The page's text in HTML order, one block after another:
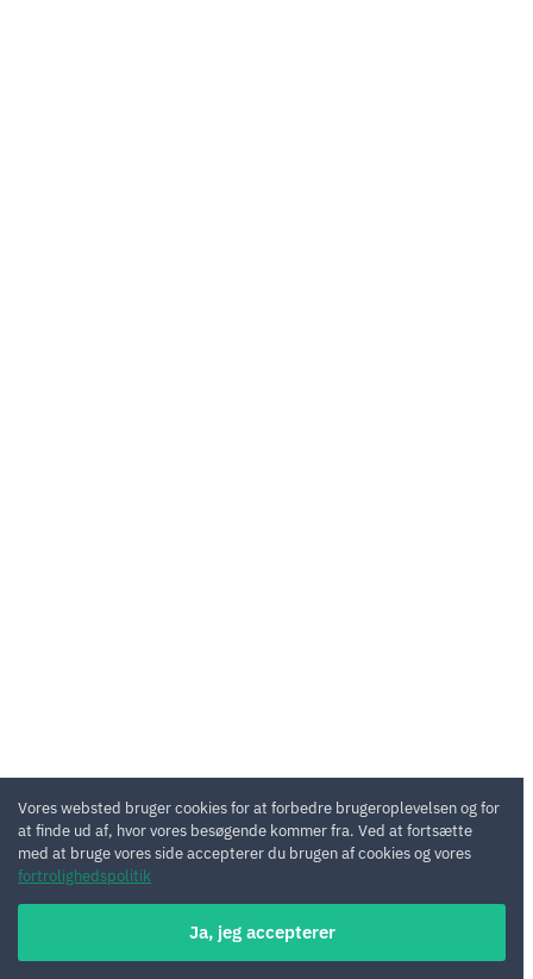
Vores websted bruger cookies for at forbedre brugeroplevelsen og for
at finde ud af, hvor vores besøgende kommer fra. Ved at fortsætte
med at bruge vores side accepterer du brugen af cookies og vores
fortrolighedspolitik
Ja, jeg accepterer